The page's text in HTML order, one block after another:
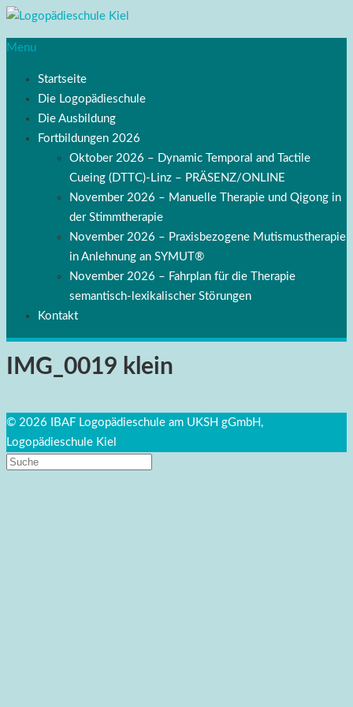
Menu
Startseite
Die Logopädieschule
Die Ausbildung
Fortbildungen 2026
Oktober 2026 – Dynamic Temporal and Tactile
Cueing (DTTC)-Linz – PRÄSENZ/ONLINE
November 2026 – Manuelle Therapie und Qigong in
der Stimmtherapie
November 2026 – Praxisbezogene Mutismustherapie
in Anlehnung an SYMUT®
November 2026 – Fahrplan für die Therapie
semantisch-lexikalischer Störungen
Kontakt
IMG_0019 klein
© 2026 IBAF Logopädieschule am UKSH gGmbH,
Logopädieschule Kiel